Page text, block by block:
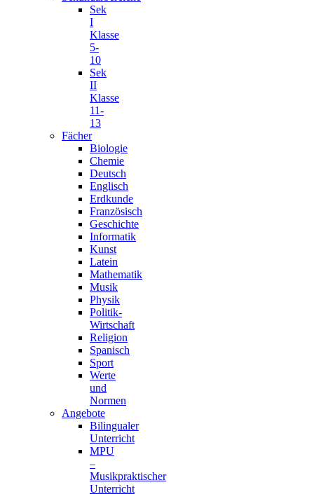
Sek
I
Klasse
5-
10
Sek
II
Klasse
11-
13
Fächer
Biologie
Chemie
Deutsch
Englisch
Erdkunde
Französisch
Geschichte
Informatik
Kunst
Latein
Mathematik
Musik
Physik
Politik-
Wirtschaft
Religion
Spanisch
Sport
Werte
und
Normen
Angebote
Bilingualer
Unterricht
MPU
–
Musikpraktischer
Unterricht